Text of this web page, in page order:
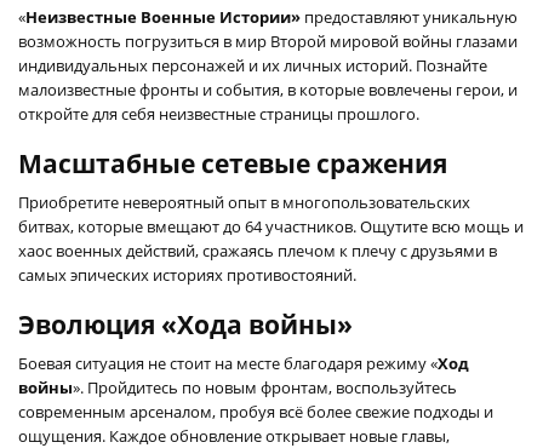
«Неизвестные Военные Истории» предоставляют уникальную
возможность погрузиться в мир Второй мировой войны глазами
индивидуальных персонажей и их личных историй. Познайте
малоизвестные фронты и события, в которые вовлечены герои, и
откройте для себя неизвестные страницы прошлого.
Масштабные сетевые сражения
Приобретите невероятный опыт в многопользовательских
битвах, которые вмещают до 64 участников. Ощутите всю мощь и
хаос военных действий, сражаясь плечом к плечу с друзьями в
самых эпических историях противостояний.
Эволюция «Хода войны»
Боевая ситуация не стоит на месте благодаря режиму «Ход
войны». Пройдитесь по новым фронтам, воспользуйтесь
современным арсеналом, пробуя всё более свежие подходы и
ощущения. Каждое обновление открывает новые главы,